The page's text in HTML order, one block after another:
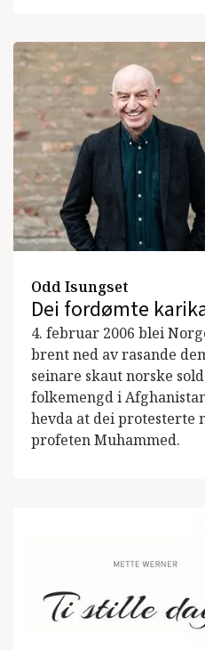
Odd Isungset
Dei fordømte
4. februar 2006 blei
brent ned av rasande
seinare skaut norske
folkemengd i
hevda at dei protesterte
profeten Muhammed.